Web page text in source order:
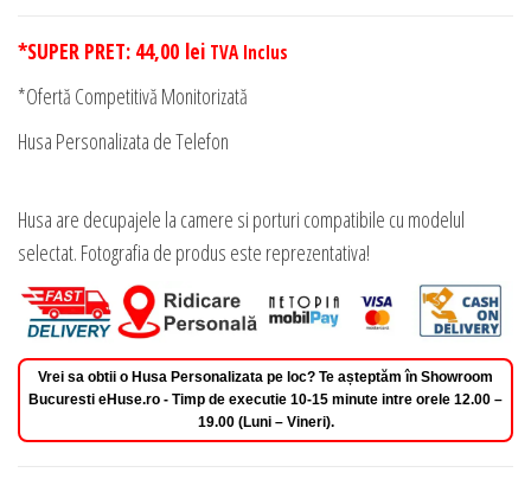
*SUPER PRET: 44,00 lei TVA Inclus
*Ofertă Competitivă Monitorizată
Husa Personalizata de Telefon
Husa are decupajele la camere si porturi compatibile cu modelul
selectat. Fotografia de produs este reprezentativa!
Vrei sa obtii o Husa Personalizata pe loc? Te așteptăm în Showroom
Bucuresti eHuse.ro - Timp de executie 10-15 minute intre orele 12.00 –
19.00 (Luni – Vineri).